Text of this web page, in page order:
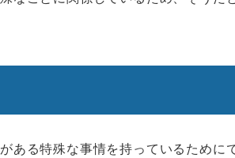
ある特殊な事情を持っているために